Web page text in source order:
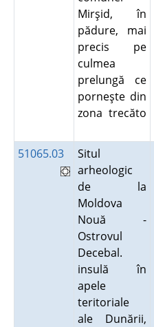
Mirşid, în
pădure, mai
precis pe
culmea
prelungă ce
porneşte din
zona trecăto
51065.03
Situl
arheologic
de la
Moldova
Nouă -
Ostrovul
Decebal.
insulă în
apele
teritoriale
ale Dunării,